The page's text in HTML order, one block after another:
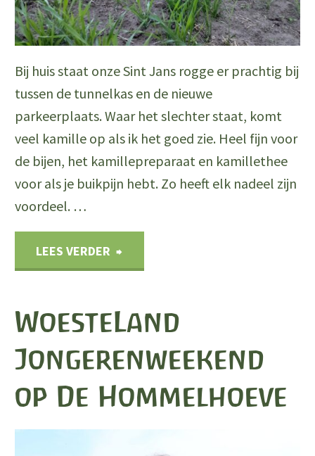
ervan?"
Bij huis staat onze Sint Jans rogge er prachtig bij
tussen de tunnelkas en de nieuwe
parkeerplaats. Waar het slechter staat, komt
veel kamille op als ik het goed zie. Heel fijn voor
de bijen, het kamillepreparaat en kamillethee
voor als je buikpijn hebt. Zo heeft elk nadeel zijn
voordeel. …
LEES VERDER "Graan
stro"
WoesteLand
Jongerenweekend
op De Hommelhoeve